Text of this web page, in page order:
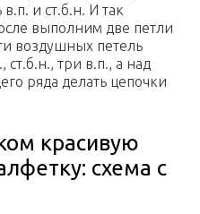
и ст.б.н. И так
выполним две петли
воздушных петель
ст.б.н., три в.п., а над
ряда делать цепочки
красивую
схема с